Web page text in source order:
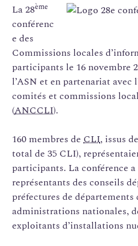
La 28ème
conférenc
e des
Commissions locales
participants le 16 novembre
l’ASN et en partenariat avec
comités et commissions
(ANCCLI).
160 membres de CLI, issus
total de 35 CLI),
participants. La conférence
représentants des conseils
préfectures de départements
administrations nationales,
exploitants d’installations